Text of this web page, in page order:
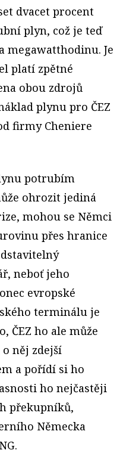
dvacet procent
plyn, což je teď
megawatthodinu. Je
platí zpětné
obou zdrojů
plynu pro ČEZ
firmy Cheniere
potrubím
ohrozit jediná
mohou se Němci
přes hranice
neboť jeho
evropské
terminálu je
ČEZ ho ale může
něj zdejší
a pořídí si ho
ho nejčastěji
překupníků,
Německa